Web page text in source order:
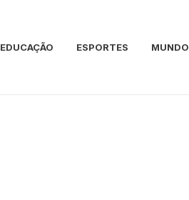
EDUCAÇÃO ESPORTES MUNDO